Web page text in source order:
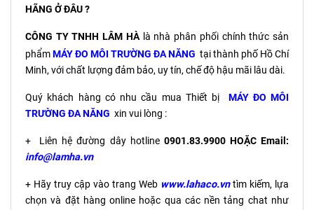
HÃNG Ở ĐÂU ?
CÔNG TY TNHH LÂM HÀlà nhà phân phối chính thức sản
phẩmMÁY ĐO MÔI TRƯỜNG ĐA NĂNG tại thành phố Hồ Chí
Minh, với chất lượng đảm bảo, uy tín, chế độ hậu mãi lâu dài.
Quý khách hàng có nhu cầu mua Thiết bị MÁY ĐO MÔI
TRƯỜNG ĐA NĂNG xin vui lòng :
+ Liên hệ đường dây hotline 0901.83.9900 HOẶC Email:
info@lamha.vn
+ Hãy truy cập vào trang Web www.lahaco.vntìm kiếm, lựa
chọn và đặt hàng online hoặc qua các nền tảng chat như